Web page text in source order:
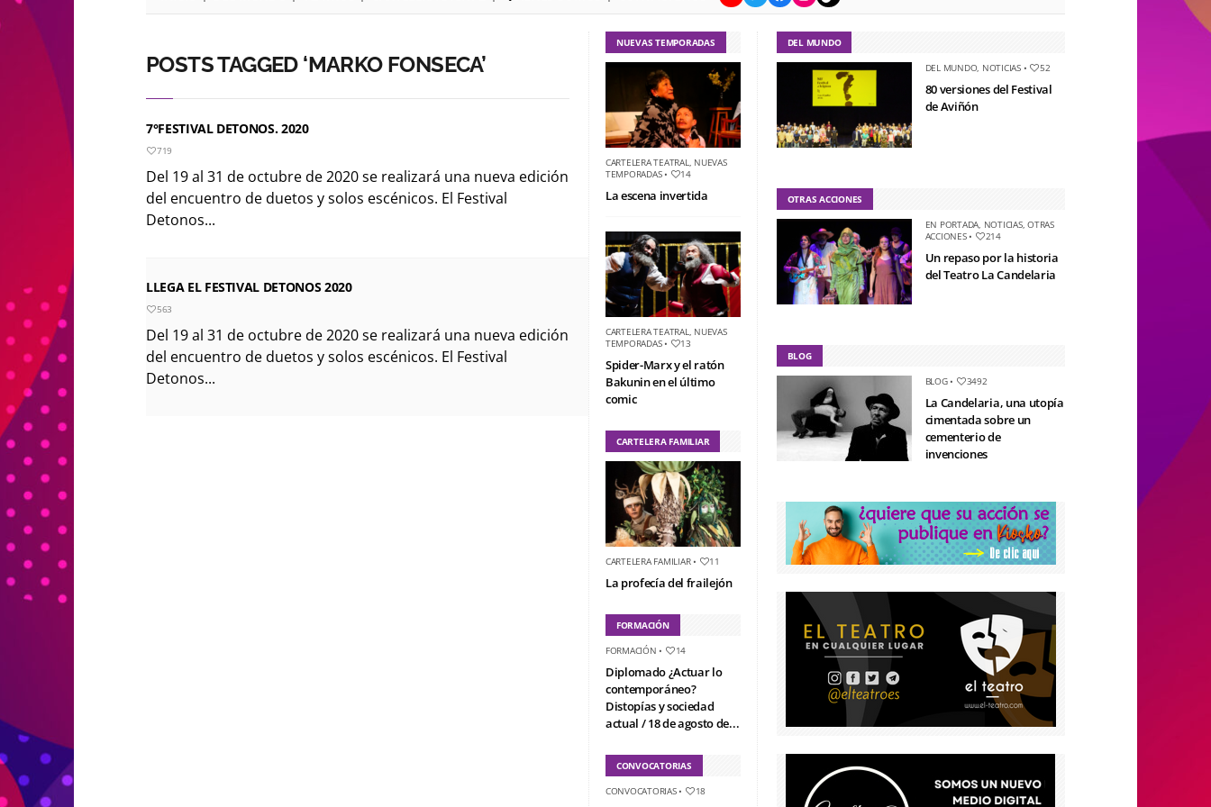
POSTS TAGGED ‘MARKO FONSECA’
7°FESTIVAL DETONOS. 2020
719
Del 19 al 31 de octubre de 2020 se realizará una nueva edición
del encuentro de duetos y solos escénicos. El Festival
Detonos...
LLEGA EL FESTIVAL DETONOS 2020
563
Del 19 al 31 de octubre de 2020 se realizará una nueva edición
del encuentro de duetos y solos escénicos. El Festival
Detonos...
NUEVAS TEMPORADAS
CARTELERA TEATRAL, NUEVAS
TEMPORADAS• 14
La escena invertida
CARTELERA TEATRAL, NUEVAS
TEMPORADAS• 13
Spider-Marx y el ratón
Bakunin en el último
comic
CARTELERA FAMILIAR
CARTELERA FAMILIAR• 11
La profecía del frailejón
FORMACIÓN
FORMACIÓN • 14
Diplomado ¿Actuar lo
contemporáneo?
Distopías y sociedad
actual / 18 de agosto de...
CONVOCATORIAS
CONVOCATORIAS• 18
DEL MUNDO
DEL MUNDO, NOTICIAS• 52
80 versiones del Festival
de Aviñón
OTRAS ACCIONES
EN PORTADA, NOTICIAS,OTRAS
ACCIONES• 214
Un repaso por la historia
del Teatro La Candelaria
BLOG
BLOG• 3492
La Candelaria, una utopía
cimentada sobre un
cementerio de
invenciones